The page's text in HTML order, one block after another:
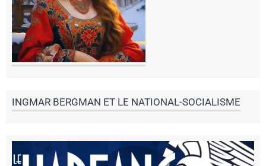
INGMAR BERGMAN ET LE NATIONAL-SOCIALISME